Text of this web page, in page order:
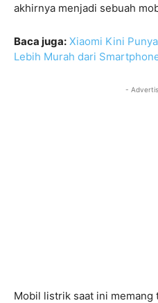
akhirnya menjadi sebuah
Baca juga: Xiaomi Kini
Lebih Murah dari
-
Mobil listrik saat ini memang